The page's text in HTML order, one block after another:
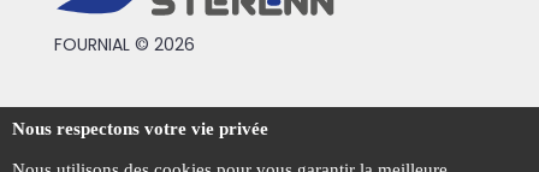
FOURNIAL © 2026
Conditions générales de vente
Mentions légales
Nous respectons votre vie privée